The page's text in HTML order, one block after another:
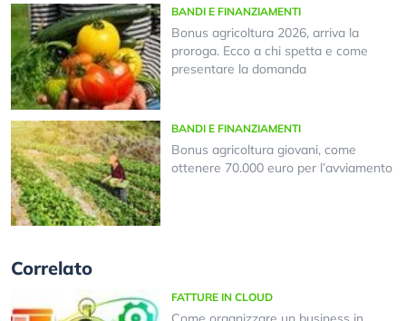
BANDI E FINANZIAMENTI
Bonus agricoltura 2026, arriva la
proroga. Ecco a chi spetta e come
presentare la domanda
BANDI E FINANZIAMENTI
Bonus agricoltura giovani, come
ottenere 70.000 euro per l’avviamento
Correlato
FATTURE IN CLOUD